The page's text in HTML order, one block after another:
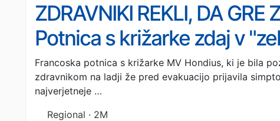
ZDRAVNIKI REKLI, DA GRE
Potnica s križarke zdaj v
Francoska potnica s križarke MV Hondius, ki je bila
zdravnikom na ladji že pred evakuacijo prijavila
najverjetneje …
Regional · 2M